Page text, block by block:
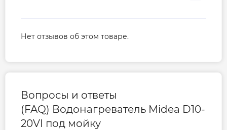
Нет отзывов об этом товаре.
Вопросы и ответы
(FAQ) Водонагреватель Midea D10-
20VI под мойку